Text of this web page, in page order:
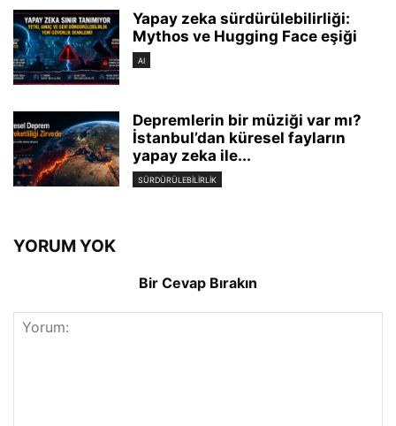
Yapay zeka sürdürülebilirliği:
Mythos ve Hugging Face eşiği
AI
Depremlerin bir müziği var mı?
İstanbul’dan küresel fayların
yapay zeka ile...
SÜRDÜRÜLEBILIRLIK
YORUM YOK
Bir Cevap Bırakın